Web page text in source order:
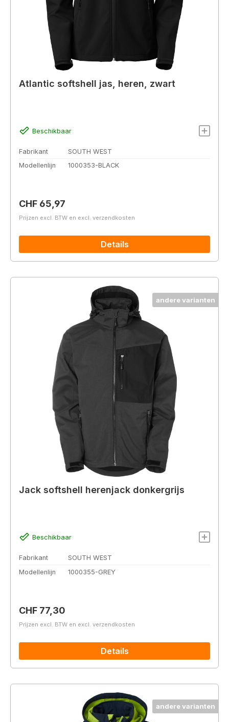
Atlantic softshell jas, heren, zwart
Beschikbaar
Fabrikant
SOUTH WEST
Modellenlijn
1000353-BLACK
Normale prijs:
CHF 65,97
Prijzen excl. BTW en excl. verzendkosten
Details
andere varianten
Jack softshell herenjack donkergrijs
Beschikbaar
Fabrikant
SOUTH WEST
Modellenlijn
1000355-GREY
Normale prijs:
CHF 77,30
Prijzen excl. BTW en excl. verzendkosten
Details
andere varianten